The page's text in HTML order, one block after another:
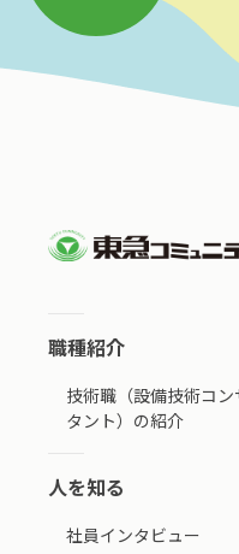
職種紹介
技術職（設備技術コ
タント）の紹介
人を知る
社員インタビュー